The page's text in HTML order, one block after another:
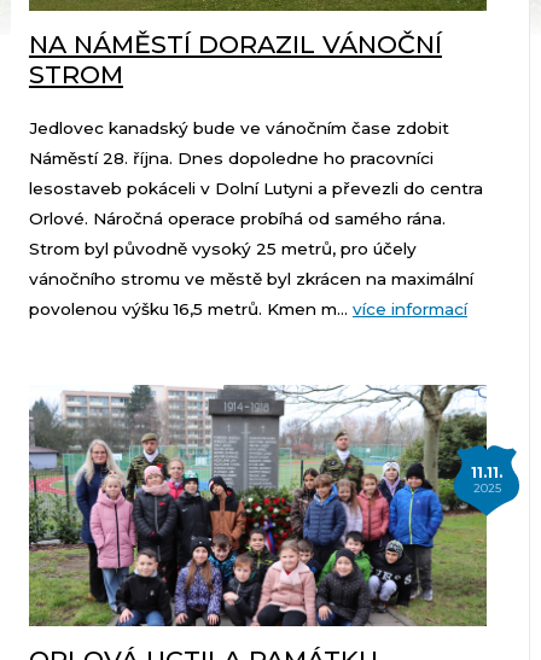
NA NÁMĚSTÍ DORAZIL VÁNOČNÍ
STROM
Jedlovec kanadský bude ve vánočním čase zdobit
Náměstí 28. října. Dnes dopoledne ho pracovníci
lesostaveb pokáceli v Dolní Lutyni a převezli do centra
Orlové. Náročná operace probíhá od samého rána.
Strom byl původně vysoký 25 metrů, pro účely
vánočního stromu ve městě byl zkrácen na maximální
povolenou výšku 16,5 metrů. Kmen m... více informací
11.11.
2025